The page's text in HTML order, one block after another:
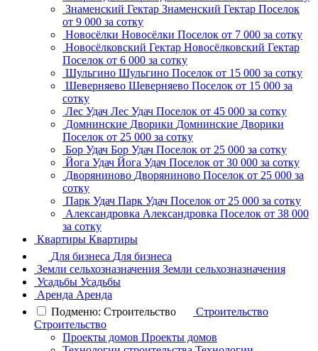
Знаменский Гектар Знаменский Гектар Поселок
от 9 000 за сотку
Новосёлки Новосёлки Поселок от 7 000 за сотку
Новосёлковский Гектар Новосёлковский Гектар
Поселок от 6 000 за сотку
Шульгино Шульгино Поселок от 15 000 за сотку
Шеверняево Шеверняево Поселок от 15 000 за
сотку
Лес Удач Лес Удач Поселок от 45 000 за сотку
Домнинские Дворики Домнинские Дворики
Поселок от 25 000 за сотку
Бор Удач Бор Удач Поселок от 25 000 за сотку
Йога Удач Йога Удач Поселок от 30 000 за сотку
Дворяниново Дворяниново Поселок от 25 000 за
сотку
Парк Удач Парк Удач Поселок от 25 000 за сотку
Александровка Александровка Поселок от 38 000
за сотку
Квартиры Квартиры
Для бизнеса Для бизнеса
Земли сельхозназначения Земли сельхозназначения
Усадьбы Усадьбы
Аренда Аренда
Подменю: Строительство
Строительство
Строительство
Проекты домов Проекты домов